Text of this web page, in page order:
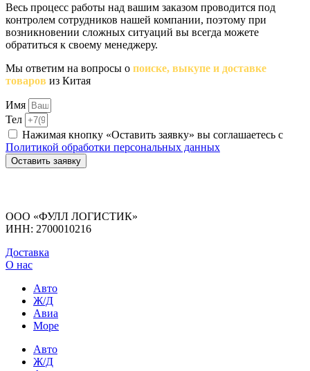
Весь процесс работы над вашим заказом проводится под
контролем сотрудников нашей компании, поэтому при
возникновении сложных ситуаций вы всегда можете
обратиться к своему менеджеру.
Мы ответим на вопросы о поиске, выкупе и доставке
товаров из Китая
Имя
Тел
Нажимая кнопку «Оставить заявку» вы соглашаетесь с
Политикой обработки персональных данных
Оставить заявку
ООО «ФУЛЛ ЛОГИСТИК»
ИНН: 2700010216
Доставка
О нас
Авто
Ж/Д
Авиа
Море
Авто
Ж/Д